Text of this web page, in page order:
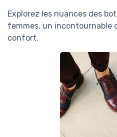
Explorez les nuances des
femmes, un incontournable
confort.